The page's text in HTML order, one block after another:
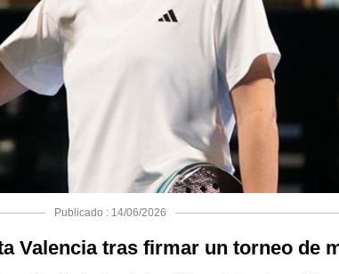
Publicado : 14/06/2026
Valencia tras firmar un torneo de